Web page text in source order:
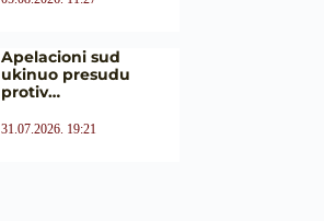
Apelacioni sud
ukinuo presudu
protiv…
31.07.2026. 19:21